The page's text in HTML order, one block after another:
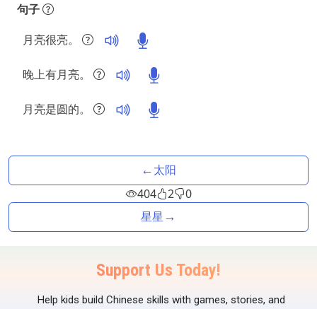
句子
月亮很亮。
晚上有月亮。
月亮是圆的。
← 太阳
404 2 0
星星 →
Support Us Today!
Help kids build Chinese skills with games, stories, and